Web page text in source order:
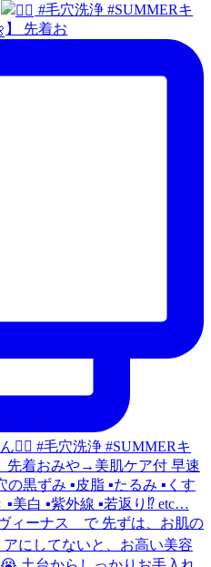
#毛穴洗浄 #SUMMERキ
】 先着お